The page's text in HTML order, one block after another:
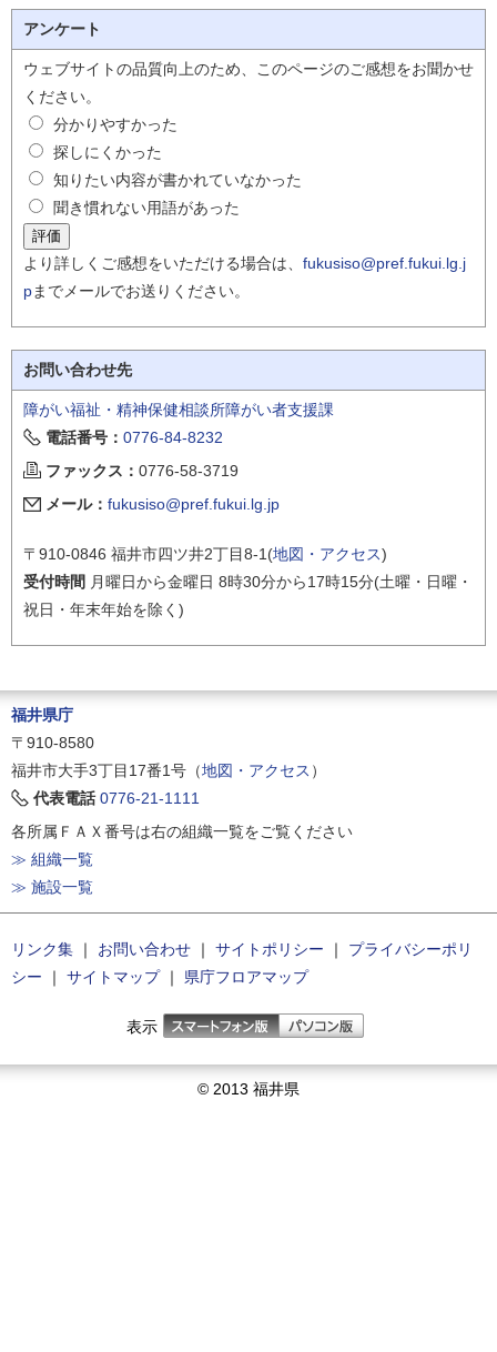
アンケート
ウェブサイトの品質向上のため、このページのご感想をお聞かせ
ください。
分かりやすかった
探しにくかった
知りたい内容が書かれていなかった
聞き慣れない用語があった
より詳しくご感想をいただける場合は、 fukusiso@pref.fukui.lg.j
pまでメールでお送りください。
お問い合わせ先
障がい福祉・精神保健相談所障がい者支援課
電話番号： 0776-84-8232
ファックス： 0776-58-3719
メール： fukusiso@pref.fukui.lg.jp
〒910-0846 福井市四ツ井2丁目8-1(地図・アクセス)
受付時間 月曜日から金曜日 8時30分から17時15分(土曜・日曜・
祝日・年末年始を除く)
福井県庁
〒910-8580
福井市大手3丁目17番1号（地図・アクセス ）
代表電話 0776-21-1111
各所属ＦＡＸ番号は右の組織一覧をご覧ください
≫ 組織一覧
≫ 施設一覧
リンク集 ｜ お問い合わせ ｜ サイトポリシー ｜
プライバシーポリ
シー ｜ サイトマップ｜ 県庁フロアマップ
表示
© 2013 福井県